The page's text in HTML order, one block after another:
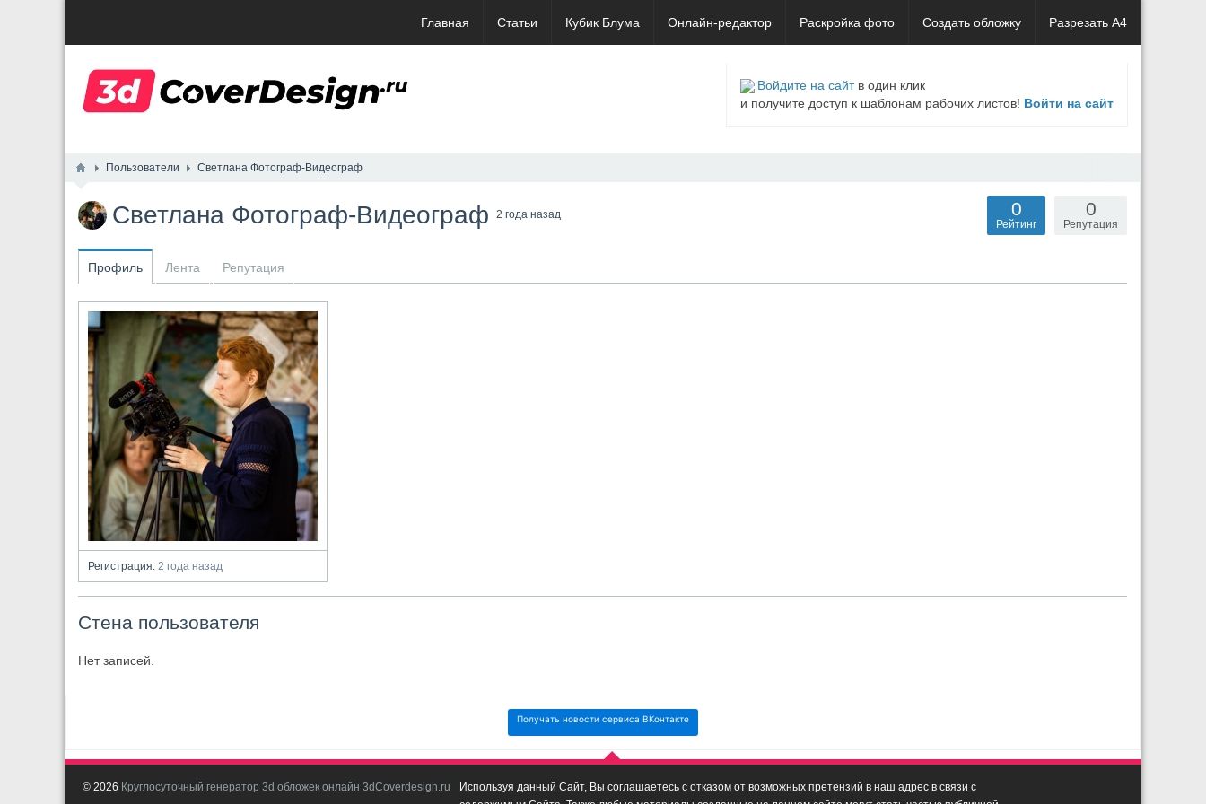
Главная Статьи Кубик Блума Онлайн-редактор Раскройка фото Создать обложку Разрезать А4
Войдите на сайтв один клик
и получите доступ к шаблонам рабочих листов! Войти на сайт
Пользователи Светлана Фотограф-Видеограф
Светлана Фотограф-Видеограф 2 года назад 0
Репутация
0
Рейтинг
Профиль Лента Репутация
Регистрация: 2 года назад
Стена пользователя
Нет записей.
Получать новости сервиса ВКонтакте
© 2026 Круглосуточный генератор 3d обложек онлайн 3dCoverdesign.ru
Используя данный Сайт, Вы соглашаетесь с отказом от возможных претензий в наш адрес в связи с